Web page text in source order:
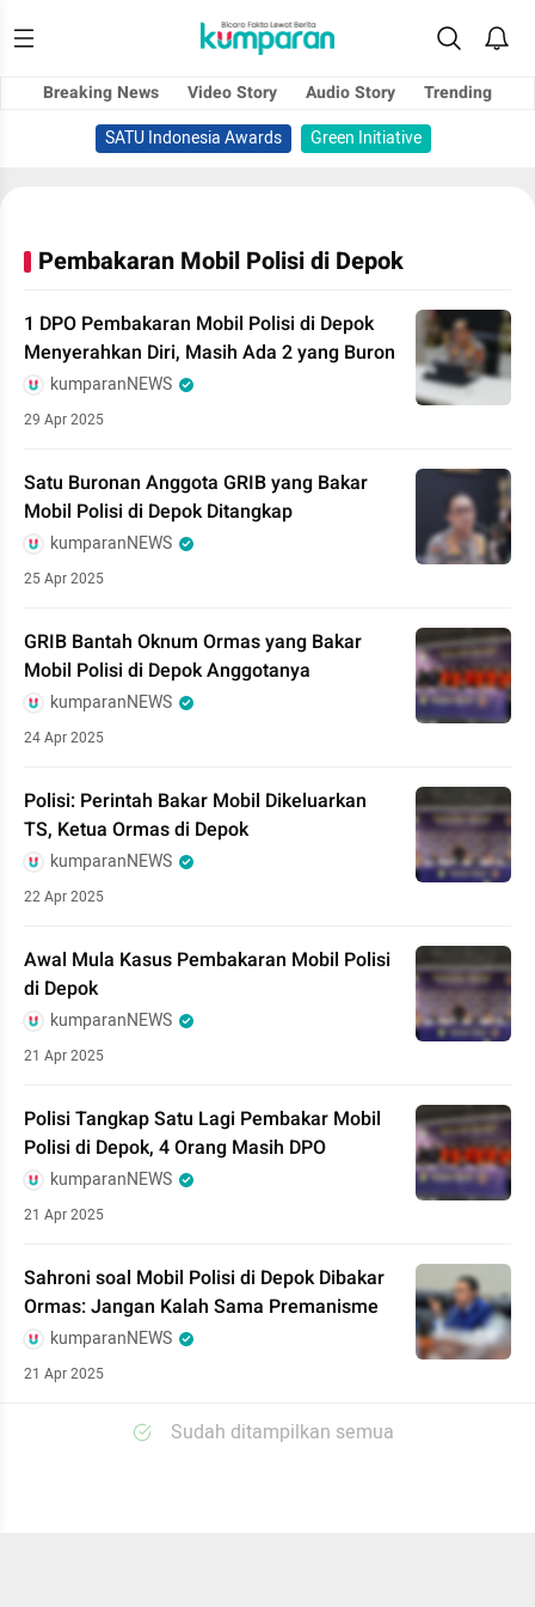
Breaking News Video Story Audio Story
Trending
SATU Indonesia Awards
Green Initiative
Pembakaran Mobil Polisi di Depok
1 DPO Pembakaran Mobil Polisi di Depok
Menyerahkan Diri, Masih Ada 2 yang Buron
kumparanNEWS
29 Apr 2025
Satu Buronan Anggota GRIB yang Bakar
Mobil Polisi di Depok Ditangkap
kumparanNEWS
25 Apr 2025
GRIB Bantah Oknum Ormas yang Bakar
Mobil Polisi di Depok Anggotanya
kumparanNEWS
24 Apr 2025
Polisi: Perintah Bakar Mobil Dikeluarkan
TS, Ketua Ormas di Depok
kumparanNEWS
22 Apr 2025
Awal Mula Kasus Pembakaran Mobil Polisi
di Depok
kumparanNEWS
21 Apr 2025
Polisi Tangkap Satu Lagi Pembakar Mobil
Polisi di Depok, 4 Orang Masih DPO
kumparanNEWS
21 Apr 2025
Sahroni soal Mobil Polisi di Depok Dibakar
Ormas: Jangan Kalah Sama Premanisme
kumparanNEWS
21 Apr 2025
Sudah ditampilkan semua